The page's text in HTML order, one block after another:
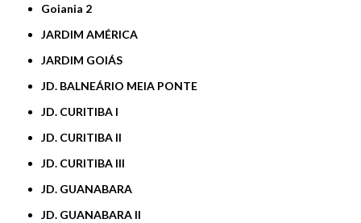
Goiania 2
JARDIM AMÉRICA
JARDIM GOIÁS
JD. BALNEÁRIO MEIA PONTE
JD. CURITIBA I
JD. CURITIBA II
JD. CURITIBA III
JD. GUANABARA
JD. GUANABARA II